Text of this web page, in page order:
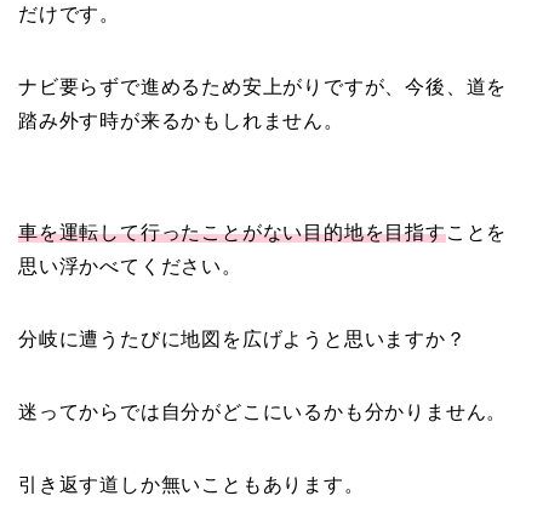
だけです。
ナビ要らずで進めるため安上がりですが、今後、道を
踏み外す時が来るかもしれません。
車を運転して行ったことがない目的地を目指すことを
思い浮かべてください。
分岐に遭うたびに地図を広げようと思いますか？
迷ってからでは自分がどこにいるかも分かりません。
引き返す道しか無いこともあります。